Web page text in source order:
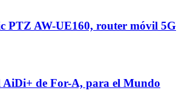
PTZ AW-UE160, router móvil 5G
de For-A, para el Mundo